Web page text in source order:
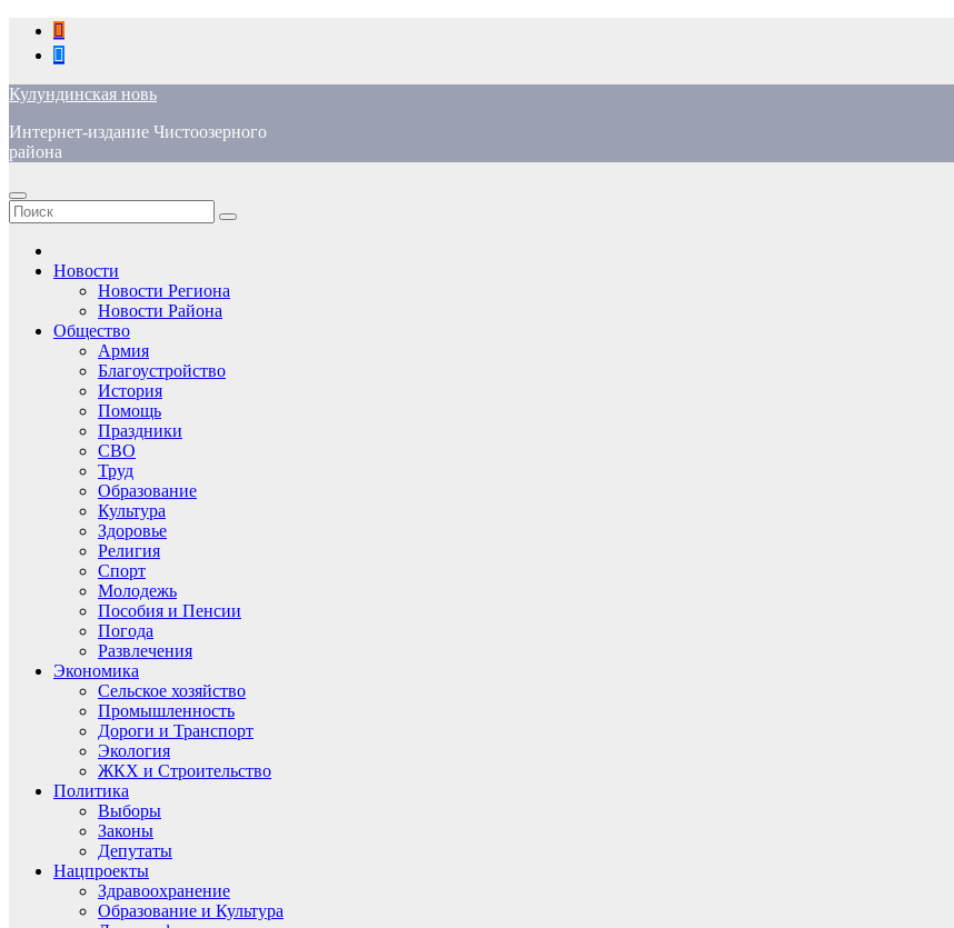
Перейти
содержимому
Кулундинская новь
Интернет-издание Чистоозерного
района
Новости
Новости Региона
Новости Района
Общество
Армия
Благоустройство
История
Помощь
Праздники
СВО
Труд
Образование
Культура
Здоровье
Религия
Спорт
Молодежь
Пособия и Пенсии
Погода
Развлечения
Экономика
Сельское хозяйство
Промышленность
Дороги и Транспорт
Экология
ЖКХ и Строительство
Политика
Выборы
Законы
Депутаты
Нацпроекты
Здравоохранение
Образование и Культура